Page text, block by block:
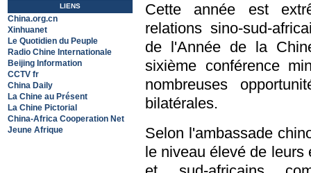
LIENS
China.org.cn
Xinhuanet
Le Quotidien du Peuple
Radio Chine Internationale
Beijing Information
CCTV fr
China Daily
La Chine au Présent
La Chine Pictorial
China-Africa Cooperation Net
Jeune Afrique
Cette année est
relations sino-sud-
de l'Année de la
sixième conférence
nombreuses
bilatérales.
Selon l'ambassade
le niveau élevé de leurs